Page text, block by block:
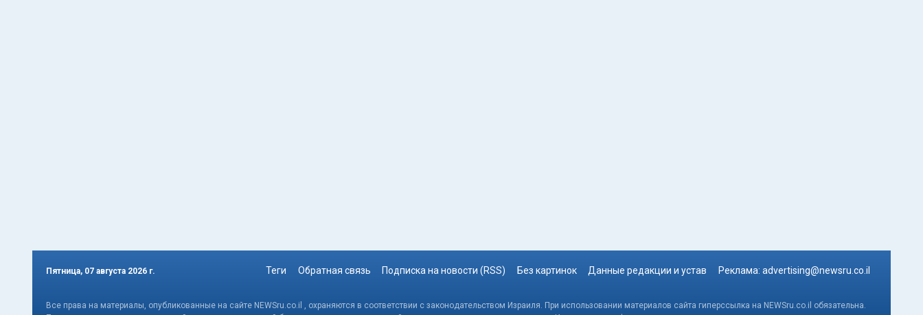
Пятница, 07 августа 2026 г. Теги Обратная связь Подписка на новости (RSS) Без картинок Данные редакции и устав Реклама: advertising@newsru.co.il
Все права на материалы, опубликованные на сайте NEWSru.co.il , охраняются в соответствии с законодательством Израиля. При использовании материалов сайта гиперссылка на NEWSru.co.il обязательна.